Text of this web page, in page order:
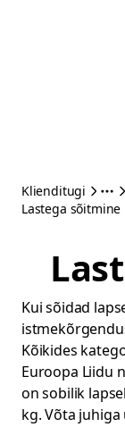
Klienditugi
Lastega sõitmine
Kui sõidad
Kõikides
Euroopa Liidu
on sobilik
kg. Võta